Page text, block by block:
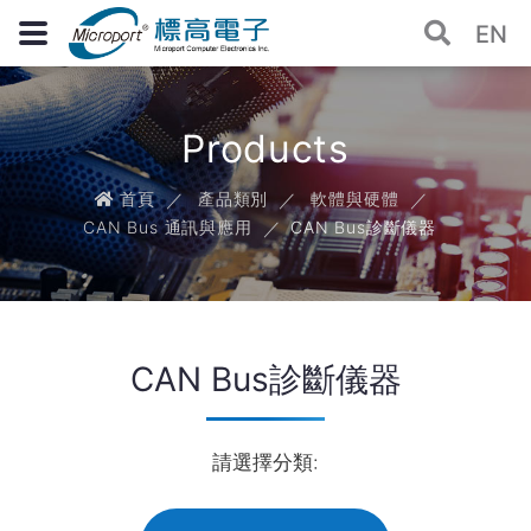
EN
Products
首頁 產品類別
軟體與硬體
CAN Bus 通訊與應用
CAN Bus診斷儀器
CAN Bus診斷儀器
請選擇分類: